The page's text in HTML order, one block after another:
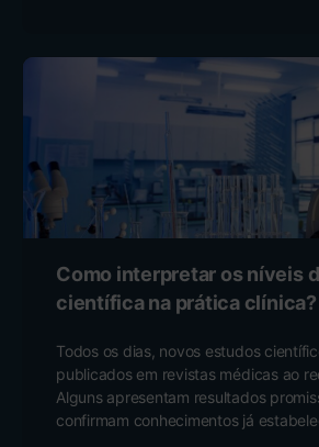
Como interpretar os níveis
científica na prática clínica?
Todos os dias, novos estudos
publicados em revistas médicas ao
Alguns apresentam resultados
confirmam conhecimentos já